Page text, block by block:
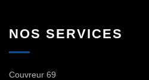
NOS SERVICES
Couvreur 69